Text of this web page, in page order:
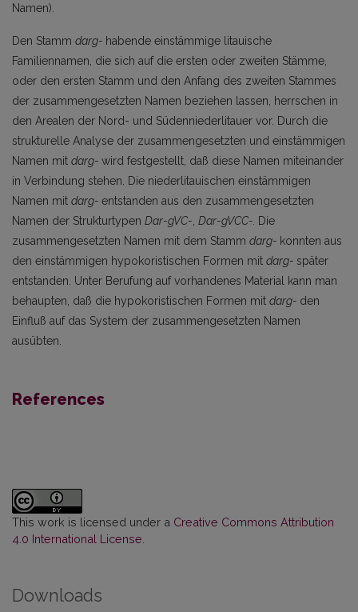
Namen).
Den Stamm darg- habende einstämmige litauische
Familiennamen, die sich auf die ersten oder zwei­ten Stämme,
oder den ersten Stamm und den Anfang des zweiten Stammes
der zusammengesetzten Na­men beziehen lassen, herrschen in
den Arealen der Nord- und Südenniederlitauer vor. Durch die
struktu­relle Analyse der zusammengesetzten und einstämmigen
Namen mit darg- wird festgestellt, daß diese Namen miteinander
in Verbindung stehen. Die niederlitauischen einstämmigen
Namen mit darg- entstan­den aus den zusammengesetzten
Namen der Strukturtypen Dar-gVC- Dar-gVCC-. Die
zusammengesetzten Namen mit dem Stamm darg- konnten aus
den einstämmigen hypokoristischen Formen mit darg- später
entstanden. Unter Berufung auf vorhandenes Material kann man
behaupten, daß die hypokoristischen For­men mit darg- den
Einfluß auf das System der zusammengesetzten Namen
ausübten.
References
This work is licensed under a Creative Commons Attribution
4.0 International License
Downloads